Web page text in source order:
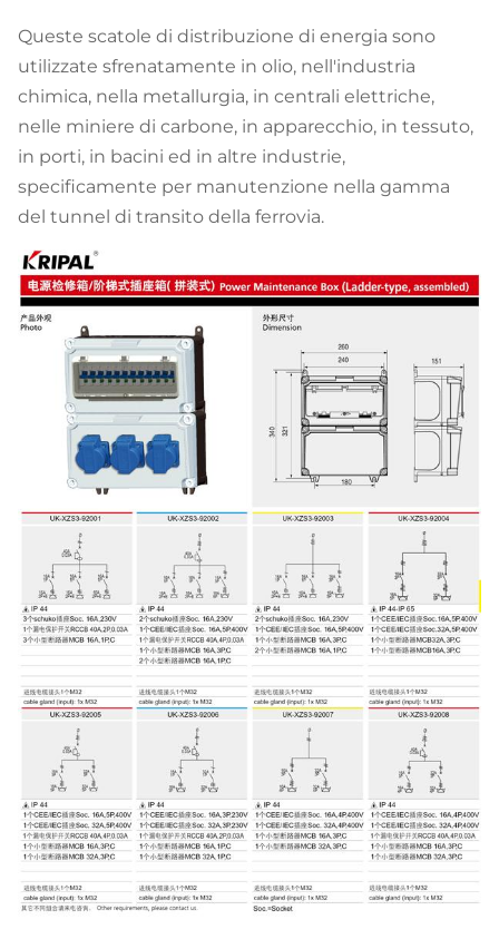
Queste scatole di distribuzione di energia sono
utilizzate sfrenatamente in olio, nell'industria
chimica, nella metallurgia, in centrali elettriche,
nelle miniere di carbone, in apparecchio, in tessuto,
in porti, in bacini ed in altre industrie,
specificamente per manutenzione nella gamma
del tunnel di transito della ferrovia.